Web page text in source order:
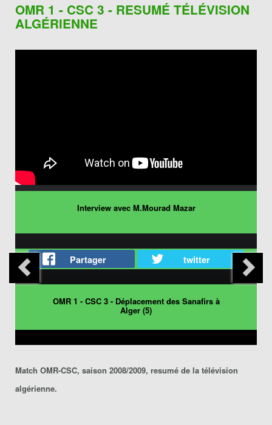
OMR 1 - CSC 3 - RESUMÉ TÉLÉVISION
ALGÉRIENNE
Interview avec M.Mourad Mazar
Partager twitter
OMR 1 - CSC 3 - Déplacement des Sanafirs à
Alger (5)
Match OMR-CSC, saison 2008/2009, resumé de la télévision
algérienne.